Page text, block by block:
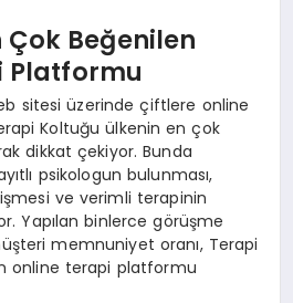
Çok Beğenilen
Platformu
sitesi üzerinde çiftlere online
Koltuğu ülkenin en çok
dikkat çekiyor. Bunda
psikologun bulunması,
ve verimli terapinin
Yapılan binlerce görüşme
memnuniyet oranı, Terapi
online terapi platformu